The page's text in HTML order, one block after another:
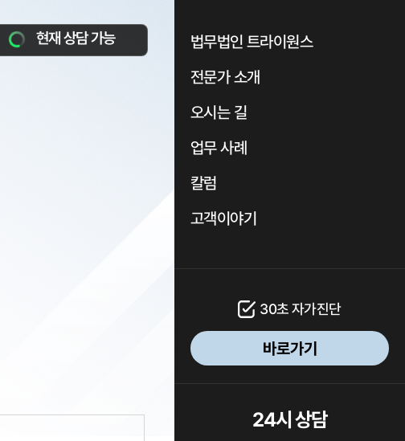
법무법인 트라이원스
전문가 소개
오시는 길
업무 사례
칼럼
고객이야기
30초 자가진단
바로가기
24시 상담
현재 상담 가능